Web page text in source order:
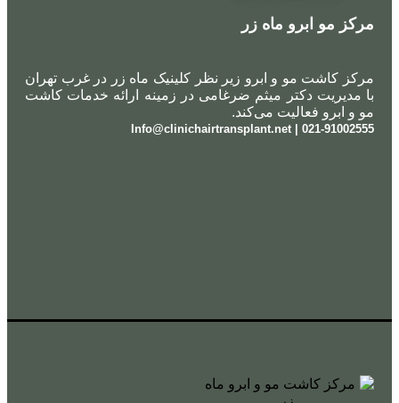
مرکز مو ابرو ماه زر
مرکز کاشت مو و ابرو زیر نظر کلینیک ماه زر در غرب تهران
با مدیریت دکتر میثم ضرغامی در زمینه ارائه خدمات کاشت
مو و ابرو فعالیت می‌کند.
021-91002555 | Info@clinichairtransplant.net